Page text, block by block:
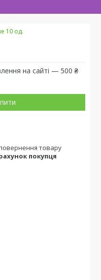
10 од.
на сайті — 500 ₴
товару
покупця